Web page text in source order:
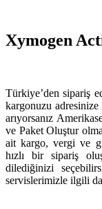
Xymogen
Türkiye’den sipariş
kargonuzu adresinize
arıyorsanız
ve Paket Oluştur
ait kargo, vergi ve
hızlı bir sipariş
dilediğinizi
servislerimizle ilgili